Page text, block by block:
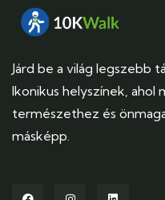
Járd be a világ legszebb
Ikonikus helyszínek, ahol
természethez és
másképp.